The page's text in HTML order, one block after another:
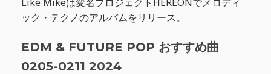
ック・テクノのアルバムをリリース。
EDM & FUTURE POP おすすめ曲
0205-0211 2024